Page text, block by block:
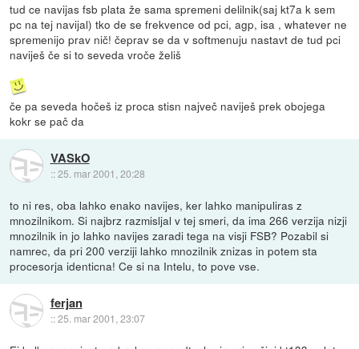
tud ce navijas fsb plata že sama spremeni delilnik(saj kt7a k sem
pc na tej navijal) tko de se frekvence od pci, agp, isa , whatever ne
spremenijo prav nič! čeprav se da v softmenuju nastavt de tud pci
naviješ če si to seveda vroče želiš
če pa seveda hočeš iz proca stisn največ naviješ prek obojega
kokr se pač da
VASkO
::25. mar 2001, 20:28
to ni res, oba lahko enako navijes, ker lahko manipuliras z
mnozilnikom. Si najbrz razmisljal v tej smeri, da ima 266 verzija nizji
mnozilnik in jo lahko navijes zaradi tega na visji FSB? Pozabil si
namrec, da pri 200 verziji lahko mnozilnik znizas in potem sta
procesorja identicna! Ce si na Intelu, to pove vse.
ferjan
::25. mar 2001, 23:07